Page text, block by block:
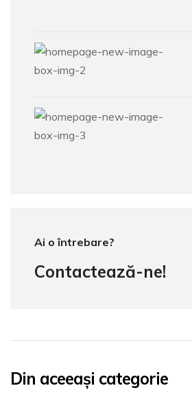
Ai o întrebare?
Contactează-ne!
Din aceeași categorie